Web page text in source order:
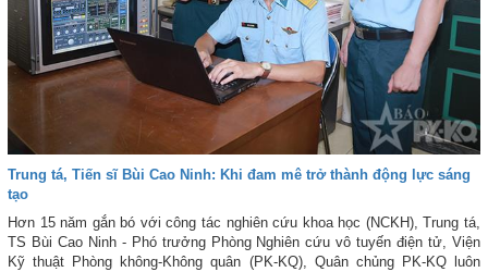
Trung tá, Tiến sĩ Bùi Cao Ninh: Khi đam mê trở thành động lực sáng
tạo
Hơn 15 năm gắn bó với công tác nghiên cứu khoa học (NCKH), Trung tá,
TS Bùi Cao Ninh - Phó trưởng Phòng Nghiên cứu vô tuyến điện tử, Viện
Kỹ thuật Phòng không-Không quân (PK-KQ), Quân chủng PK-KQ luôn